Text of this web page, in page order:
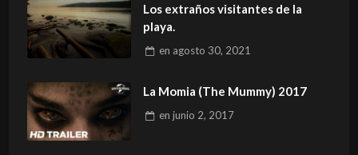
Los extraños visitantes de la
playa.
en agosto 30, 2021
La Momia (The Mummy) 2017
en junio 2, 2017